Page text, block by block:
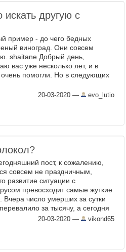
другую с
пример - до чего бедных
виноград. Они совсем
shaitane Добрый день,
вас уже несколько лет, и в
помогли. Но в следующих
20-03-2020 — evo_lutio
пост, к сожалению,
совсем не праздничным,
развитие ситуации с
превосходит самые жуткие
Вчера число умерших за сутки
за тысячу, а сегодня
еще на треть, увеличившись с
более чем в ...
20-03-2020 — vikond65